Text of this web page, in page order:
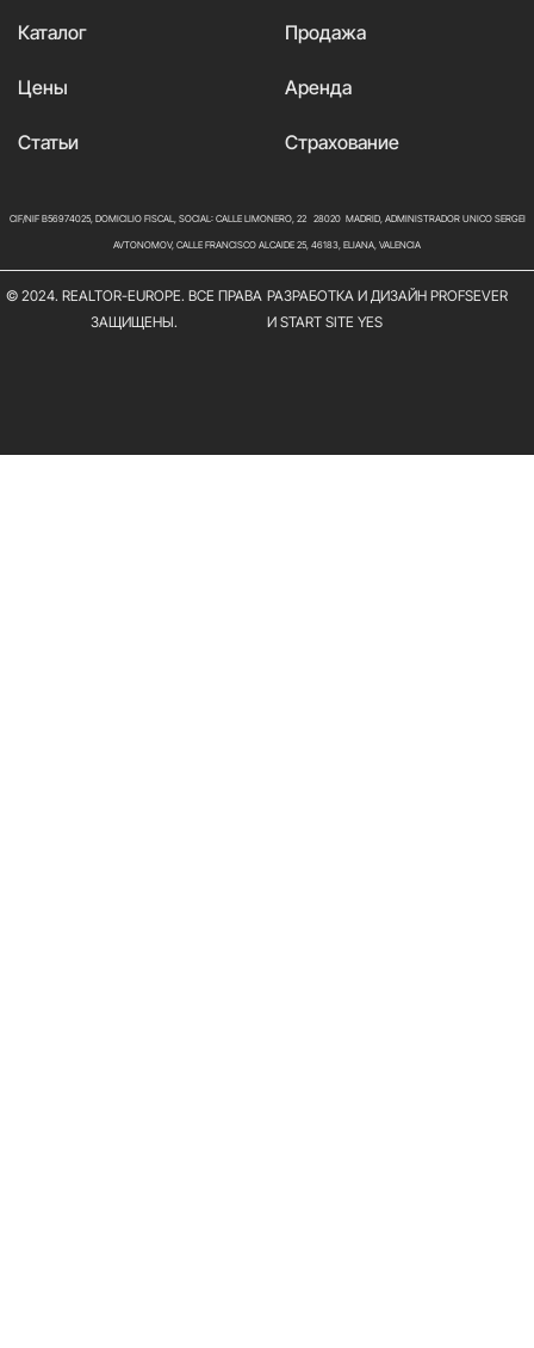
Каталог
Цены
Статьи
Продажа
Аренда
Страхование
CIF/NIF B56974025, DOMICILIO FISCAL, SOCIAL: CALLE LIMONERO, 22 28020 MADRID, ADMINISTRADOR UNICO SERGEI
AVTONOMOV, CALLE FRANCISCO ALCAIDE 25, 46183, ELIANA, VALENCIA
© 2024. REALTOR-EUROPE. ВСЕ ПРАВА
ЗАЩИЩЕНЫ.
РАЗРАБОТКА И ДИЗАЙН PROFSEVER
И START SITE YES